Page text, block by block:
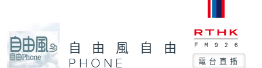
自由風自由
PHONE
電台直播